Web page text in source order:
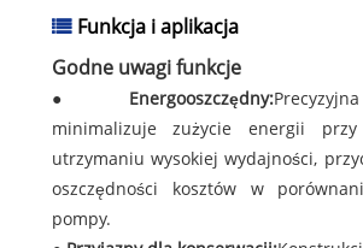
Funkcja i aplikacja
Godne uwagi funkcje
● Energooszczędny:
minimalizuje zużycie energii przy
utrzymaniu wysokiej wydajności,
oszczędności kosztów w
pompy.